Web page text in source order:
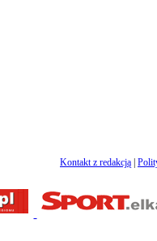
Kontakt z redakcją